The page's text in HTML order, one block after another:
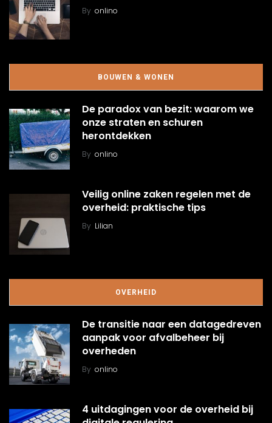
By onlino
BOUWEN & WONEN
De paradox van bezit: waarom we
onze straten en schuren
herontdekken
By onlino
Veilig online zaken regelen met de
overheid: praktische tips
By Lilian
OVERHEID
De transitie naar een datagedreven
aanpak voor afvalbeheer bij
overheden
By onlino
4 uitdagingen voor de overheid bij